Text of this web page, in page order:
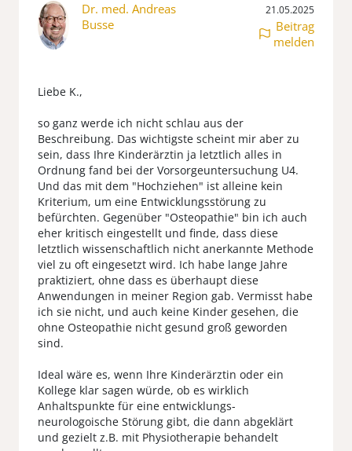
Dr. med. Andreas
Busse
21.05.2025
Beitrag
melden
Liebe K.,
so ganz werde ich nicht schlau aus der
Beschreibung. Das wichtigste scheint mir aber zu
sein, dass Ihre Kinderärztin ja letztlich alles in
Ordnung fand bei der Vorsorgeuntersuchung U4.
Und das mit dem "Hochziehen" ist alleine kein
Kriterium, um eine Entwicklungsstörung zu
befürchten. Gegenüber "Osteopathie" bin ich auch
eher kritisch eingestellt und finde, dass diese
letztlich wissenschaftlich nicht anerkannte Methode
viel zu oft eingesetzt wird. Ich habe lange Jahre
praktiziert, ohne dass es überhaupt diese
Anwendungen in meiner Region gab. Vermisst habe
ich sie nicht, und auch keine Kinder gesehen, die
ohne Osteopathie nicht gesund groß geworden
sind.
Ideal wäre es, wenn Ihre Kinderärztin oder ein
Kollege klar sagen würde, ob es wirklich
Anhaltspunkte für eine entwicklungs-
neurologoische Störung gibt, die dann abgeklärt
und gezielt z.B. mit Physiotherapie behandelt